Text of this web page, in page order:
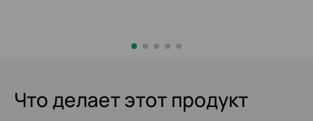
Что делает этот продукт